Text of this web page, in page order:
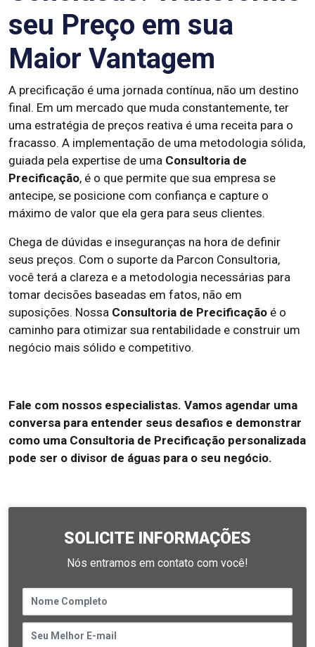
seu Preço em sua
Maior Vantagem
A precificação é uma jornada contínua, não um destino
final. Em um mercado que muda constantemente, ter
uma estratégia de preços reativa é uma receita para o
fracasso. A implementação de uma metodologia sólida,
guiada pela expertise de uma Consultoria de
Precificação, é o que permite que sua empresa se
antecipe, se posicione com confiança e capture o
máximo de valor que ela gera para seus clientes.
Chega de dúvidas e inseguranças na hora de definir
seus preços. Com o suporte da Parcon Consultoria,
você terá a clareza e a metodologia necessárias para
tomar decisões baseadas em fatos, não em
suposições. Nossa Consultoria de Precificação é o
caminho para otimizar sua rentabilidade e construir um
negócio mais sólido e competitivo.
Fale com nossos especialistas. Vamos agendar uma
conversa para entender seus desafios e demonstrar
como uma Consultoria de Precificação personalizada
pode ser o divisor de águas para o seu negócio.
SOLICITE INFORMAÇÕES
Nós entramos em contato com você!